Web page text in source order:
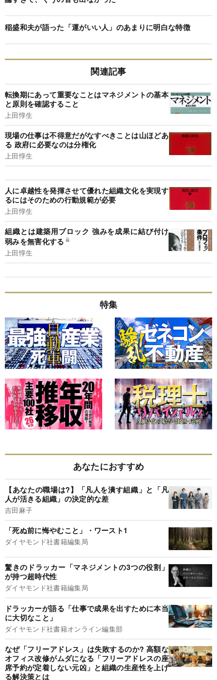
稲盛和夫が語った「運がいい人」のあまりに明白な特徴
関連記事
転換期にあって重要なことはマネジメントの基本
と原則を確認すること
上田惇生
現場の仕事は不得意だがなすべきことは山ほどあ
る 政府に必要なのは分権化
上田惇生
人に卓越性を発揮させて優れた組織文化を実現す
るにはそのための行動規範が必要
上田惇生
組織とは建築用ブロック 強みを成果に結び付け
弱みを無害化する
上田惇生
特集
あなたにおすすめ
【あなたの職場は?】「凡人を潰す組織」と「凡
人が活きる組織」の決定的な差
吉田麻子
「死ぬ前に悔やむこと」・ワースト1
ダイヤモンド社書籍編集局
驚きのドラッカー「マネジメントの3つの役割」
が持つ超時代性
ダイヤモンド社書籍編集局
ドラッカーが語る「仕事で成果を出すために本当
に大切なこと」
ダイヤモンド社書籍オンライン編集部
なぜ「フリーアドレス」は失敗するのか? 高額な
オフィス改修がムダになる「フリーアドレスの座
席予約が定着しない元凶」と組織の生産性を上げ
る解決策とは